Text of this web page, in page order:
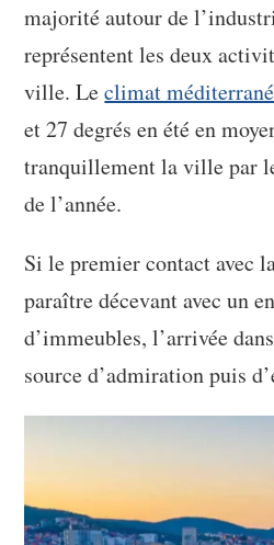
majorité autour de
représentent les deux
ville. Leclimat
et 27 degrés en été en
tranquillement la ville par
de l’année.
Si le premier contact avec
paraître décevant avec un
d’immeubles, l’arrivée
source d’admiration puis